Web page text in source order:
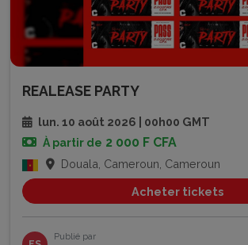
REALEASE PARTY
lun. 10 août 2026 | 00h00 GMT
À partir de 2 000 F CFA
Douala, Cameroun, Cameroun
Acheter tickets
Publié par